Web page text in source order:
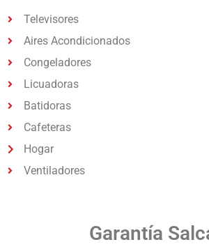
Televisores
Aires Acondicionados
Congeladores
Licuadoras
Batidoras
Cafeteras
Hogar
Ventiladores
Garantía